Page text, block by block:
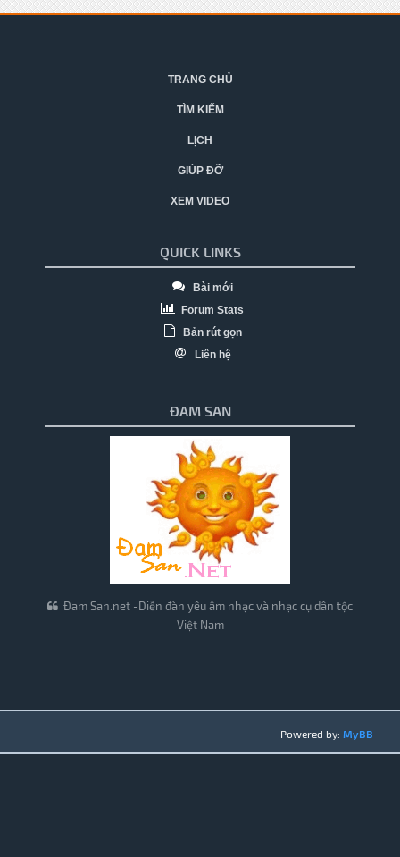
TRANG CHỦ
TÌM KIẾM
LỊCH
GIÚP ĐỠ
XEM VIDEO
QUICK LINKS
Bài mới
Forum Stats
Bản rút gọn
Liên hệ
ĐAM SAN
Đam San.net -Diễn đàn yêu âm nhạc và nhạc cụ dân tộc
Việt Nam
Powered by: MyBB